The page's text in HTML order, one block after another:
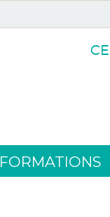
FORMATIONS